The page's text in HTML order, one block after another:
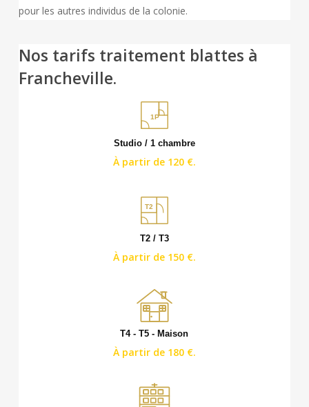
pour les autres individus de la colonie.
Nos tarifs traitement blattes à
Francheville.
1P
Studio / 1 chambre
À partir de 120 €.
T2
T2 / T3
À partir de 150 €.
T4 - T5 - Maison
À partir de 180 €.